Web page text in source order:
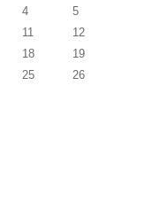
4
5
11
12
18
19
25
26